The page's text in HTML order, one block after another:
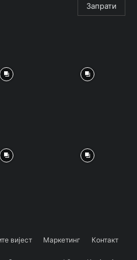
Запрати
вијест Маркетинг Контакт